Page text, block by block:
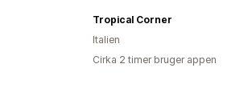
Tropical Corner
Italien
Cirka 2 timer bruger appen